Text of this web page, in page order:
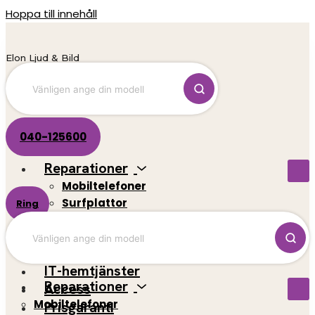
Hoppa till innehåll
Elon Ljud & Bild
040-125600
Reparationer
Mobiltelefoner
Surfplattor
Datorer
IT-hemtjänster
Access
Prisgaranti
Ring
Reparationer
Mobiltelefoner